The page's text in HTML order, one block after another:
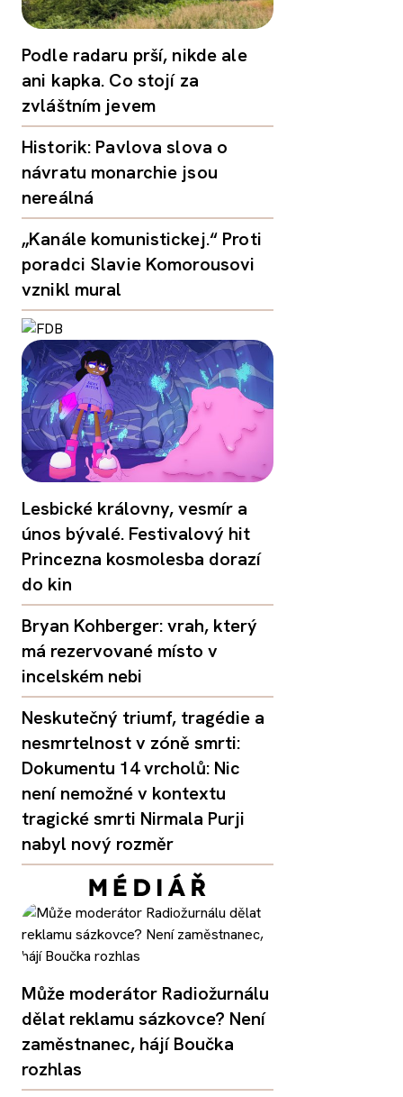
Podle radaru prší, nikde ale
ani kapka. Co stojí za
zvláštním jevem
Historik: Pavlova slova o
návratu monarchie jsou
nereálná
„Kanále komunistickej.“ Proti
poradci Slavie Komorousovi
vznikl mural
Lesbické královny, vesmír a
únos bývalé. Festivalový hit
Princezna kosmolesba dorazí
do kin
Bryan Kohberger: vrah, který
má rezervované místo v
incelském nebi
Neskutečný triumf, tragédie a
nesmrtelnost v zóně smrti:
Dokumentu 14 vrcholů: Nic
není nemožné v kontextu
tragické smrti Nirmala Purji
nabyl nový rozměr
Může moderátor Radiožurnálu
dělat reklamu sázkovce? Není
zaměstnanec, hájí Boučka
rozhlas